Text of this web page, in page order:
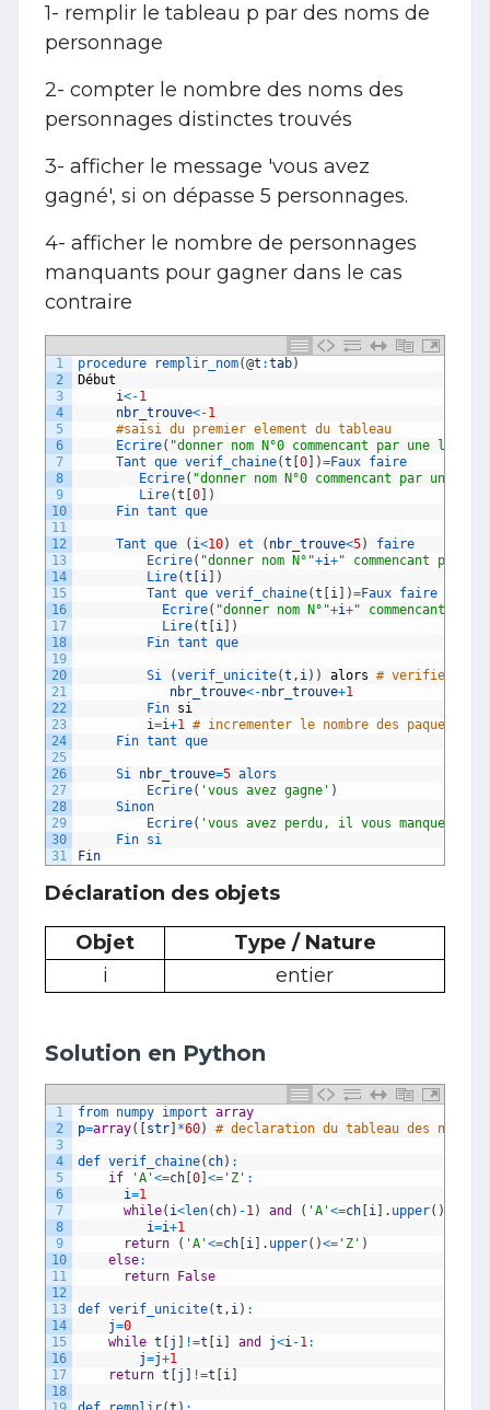
1- remplir le tableau p par des noms de
personnage
2- compter le nombre des noms des
personnages distinctes trouvés
3- afficher le message 'vous avez
gagné', si on dépasse 5 personnages.
4- afficher le nombre de personnages
manquants pour gagner dans le cas
contraire
1
2
3
4
5
6
7
8
9
10
11
12
13
14
15
16
17
18
19
20
21
22
23
24
25
26
27
28
29
30
31
procedure remplir_nom(@t :tab)
Début
i<-1
nbr_trouve<-1
#saisi du premier element du tableau
Ecrire( "donner nom N°0 commencant par une
Tant que verif_chaine(t 0 )=Faux faire
Ecrire( "donner nom N°0 commencant par
Lire(t 0
)
Fin tant que
Tant que ( i<10) et ( nbr_trouve<5)
faire
Ecrire( "donner nom N°"+i+" commencant par
Lire(t i
)
Tant que verif_chaine(t i )=Faux faire
Ecrire( "donner nom N°"+i+" commencant
Lire(t i
)
Fin tant que
Si (verif_unicite(t , i) ) alors # verifier que
nbr_trouve<-nbr_trouve+1
Fin si
i=i+1 # incrementer le nombre des paquets a
Fin tant que
Si nbr_trouve=5 alors
Ecrire( 'vous avez gagne' )
Sinon
Ecrire( 'vous avez perdu, il vous manque '
Fin si
Fin
Déclaration des objets
Objet
Type / Nature
i
entier
Solution en Python
1
2
3
4
5
6
7
8
9
10
11
12
13
14
15
16
17
18
from numpy import array
p=array( str *60) # declaration du tableau des noms
def verif_chaine( ch) :
if
'A'<=ch 0 <= 'Z' :
i=1
while( i<len( ch) -1) and ( 'A'<=ch i . upper( )
i=i+1
return
( 'A'<=ch i . upper( )<= 'Z' )
else:
return
False
def verif_unicite(t , i) :
j=0
while t j !=t i and j<i-1:
j=j+1
return t j !=t i